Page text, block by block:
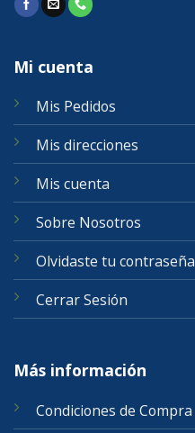
Mi cuenta
Mis Pedidos
Mis direcciones
Mis cuenta
Sobre Nosotros
Olvidaste tu contraseña
Cerrar Sesión
Más información
Condiciones de Compra